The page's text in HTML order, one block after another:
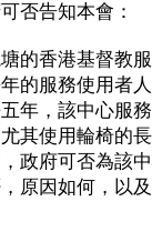
否告知本會：
的香港基督教
的服務使用者
年，該中心服
其使用輪椅的
政府可否為該
原因如何，以